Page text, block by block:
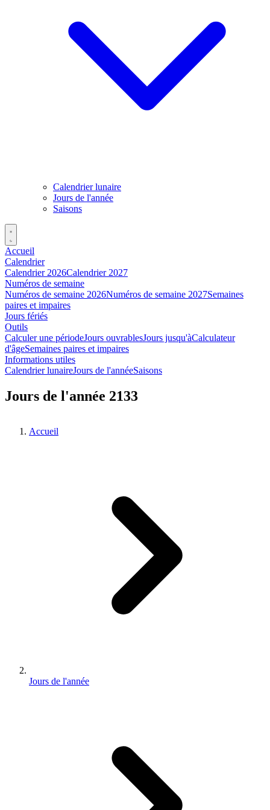
Calendrier lunaire
Jours de l'année
Saisons
Accueil
Calendrier
Calendrier 2026Calendrier 2027
Numéros de semaine
Numéros de semaine 2026Numéros de semaine 2027Semaines
paires et impaires
Jours fériés
Outils
Calculer une périodeJours ouvrablesJours jusqu'àCalculateur
d'âgeSemaines paires et impaires
Informations utiles
Calendrier lunaireJours de l'annéeSaisons
Jours de l'année 2133
Accueil
Jours de l'année